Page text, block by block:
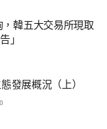
韓五大交易所現取
」
發展概況（上）
0